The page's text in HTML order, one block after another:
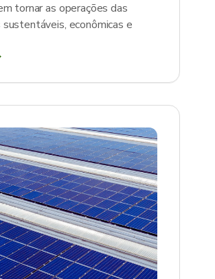
tornar as operações das
econômicas e